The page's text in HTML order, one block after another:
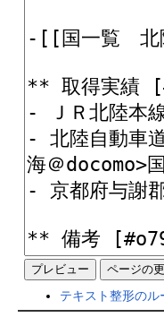
テキスト整形のル